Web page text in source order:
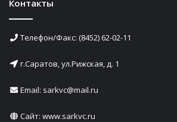
Контакты
Телефон/Факс: (8452) 62-02-11
г.Саратов, ул.Рижская, д. 1
Email: sarkvc@mail.ru
Сайт: www.sarkvc.ru